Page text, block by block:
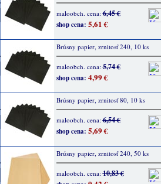
maloobch. cena:6,45 €
shop cena: 5,61 €
Brúsny papier, zrnitosť 240, 10 ks
maloobch. cena:5,74 €
shop cena: 4,99 €
Brúsny papier, zrnitosť 80, 10 ks
maloobch. cena:6,54 €
shop cena: 5,69 €
Brúsny papier, zrnitosť 240, 50 ks
maloobch. cena:10,83 €